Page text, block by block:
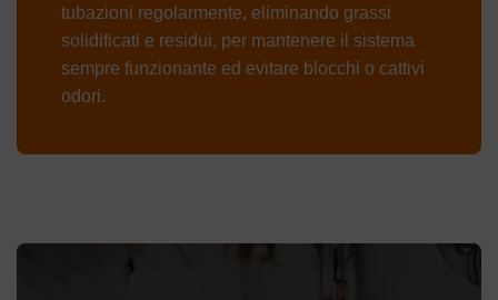
tubazioni regolarmente, eliminando grassi
solidificati e residui, per mantenere il sistema
sempre funzionante ed evitare blocchi o cattivi
odori.